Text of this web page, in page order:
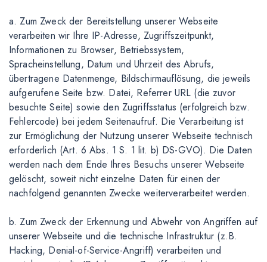
a. Zum Zweck der Bereitstellung unserer Webseite
verarbeiten wir Ihre IP-Adresse, Zugriffszeitpunkt,
Informationen zu Browser, Betriebssystem,
Spracheinstellung, Datum und Uhrzeit des Abrufs,
übertragene Datenmenge, Bildschirmauflösung, die jeweils
aufgerufene Seite bzw. Datei, Referrer URL (die zuvor
besuchte Seite) sowie den Zugriffsstatus (erfolgreich bzw.
Fehlercode) bei jedem Seitenaufruf. Die Verarbeitung ist
zur Ermöglichung der Nutzung unserer Webseite technisch
erforderlich (Art. 6 Abs. 1 S. 1 lit. b) DS-GVO). Die Daten
werden nach dem Ende Ihres Besuchs unserer Webseite
gelöscht, soweit nicht einzelne Daten für einen der
nachfolgend genannten Zwecke weiterverarbeitet werden.
b. Zum Zweck der Erkennung und Abwehr von Angriffen auf
unserer Webseite und die technische Infrastruktur (z.B.
Hacking, Denial-of-Service-Angriff) verarbeiten und